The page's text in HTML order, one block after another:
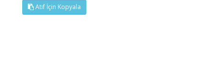
Atıf İçin Kopyala